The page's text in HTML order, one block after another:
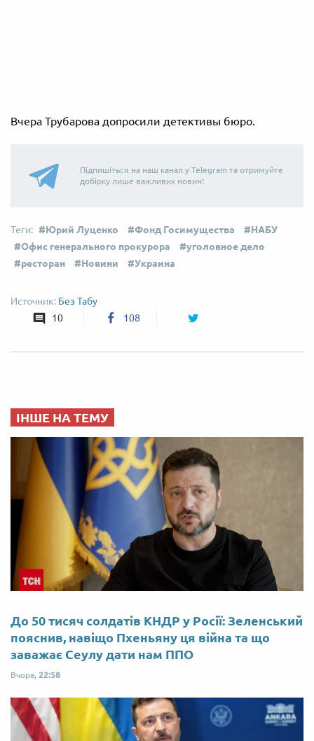
Вчера Трубарова допросили детективы бюро.
Підпишіться на наш канал у Telegram та отримуйте
добірку лише важливих новин!
Юрий Луценко Фонд Госимущества
НАБУ
Офис генерального прокурора
уголовное дело
ресторан
Новини Украина
Без Табу
10
108
ІНШЕ НА ТЕМУ
До 50 тисяч солдатів КНДР у Росії: Зеленський
пояснив, навіщо Пхеньяну ця війна та що
заважає Сеулу дати нам ППО
Вчора, 22:58